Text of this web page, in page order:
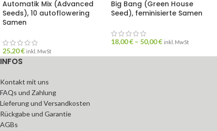
Automatik Mix (Advanced
Seeds), 10 autoflowering
Samen
25,20€ inkl. MwSt
Big Bang (Green House
Seed), feminisierte Samen
18,00€ – 50,00€ inkl. MwSt
INFOS
Kontakt mit uns
FAQs und Zahlung
Lieferung und Versandkosten
Rückgabe und Garantie
AGBs